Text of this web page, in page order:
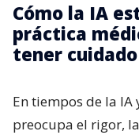
Cómo la IA
práctica
tener cuidado
En tiempos de la IA
preocupa el rigor,